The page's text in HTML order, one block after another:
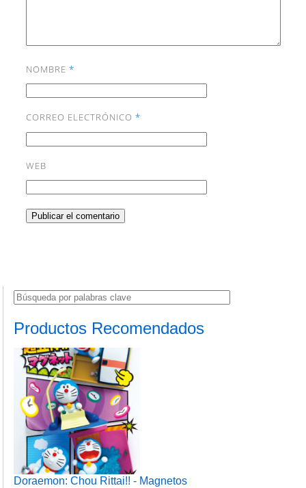
NOMBRE *
CORREO ELECTRÓNICO *
WEB
Productos Recomendados
Doraemon: Chou Rittai!! - Magnetos